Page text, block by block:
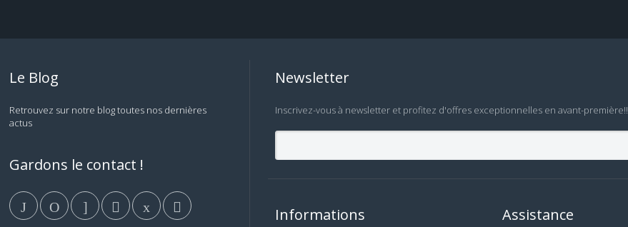
Le Blog
Retrouvez sur notre blog toutes nos dernières
actus
Gardons le contact !
Newsletter
Inscrivez-vous à newsletter et profitez d'offres exceptionnelles en avant-première!!
Informations Assistance